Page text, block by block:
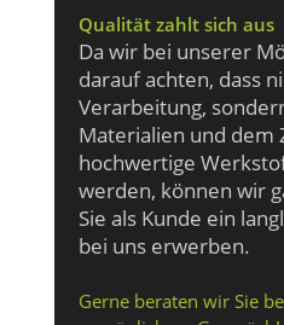
Qualität zahlt sich aus
Da wir bei unserer
darauf achten, dass
Verarbeitung,
Materialien und dem
hochwertige
werden, können wir
Sie als Kunde ein
bei uns erwerben.
Gerne beraten wir Sie